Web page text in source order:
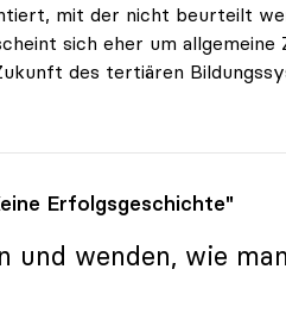
mit der nicht beurteilt
sich eher um
des tertiären
zeigt nur
Erfolgsgeschichte"
und wenden, wie